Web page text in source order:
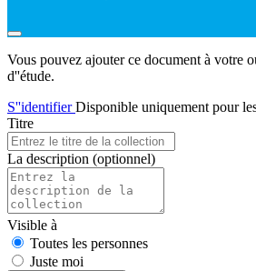
Vous pouvez ajouter ce document à votre
d''étude.
S''identifierDisponible uniquement pour
Titre
La description (optionnel)
Visible à
Toutes les personnes
Juste moi